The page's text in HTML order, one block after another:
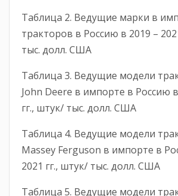
Таблица 2. Ведущие марки в
тракторов в Россию в 2019 –
тыс. долл. США
Таблица 3. Ведущие модели
John Deere в импорте в Россию
гг., штук/ тыс. долл. США
Таблица 4. Ведущие модели
Massey Ferguson в импорте в
2021 гг., штук/ тыс. долл. США
Таблица 5. Ведущие модели